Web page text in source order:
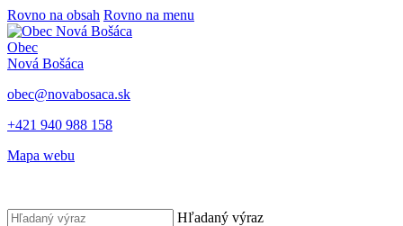
Rovno na obsah Rovno na menu
Obec
Nová Bošáca
obec@novabosaca.sk
+421 940 988 158
Mapa webu
Hľadaný výraz